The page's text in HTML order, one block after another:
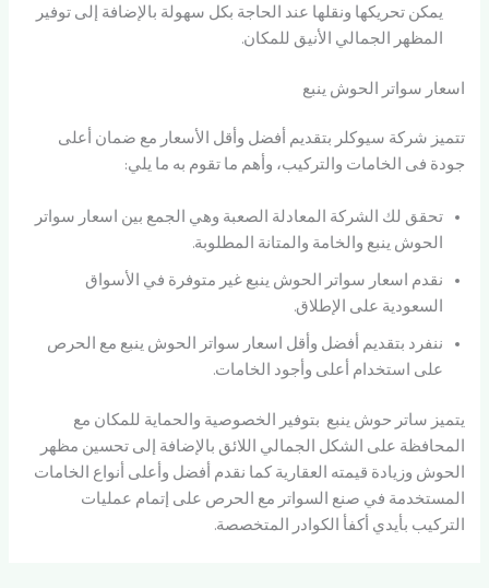
يمكن تحريكها ونقلها عند الحاجة بكل سهولة بالإضافة إلى توفير
المظهر الجمالي الأنيق للمكان.
اسعار سواتر الحوش ينبع
تتميز شركة سيوكلر بتقديم أفضل وأقل الأسعار مع ضمان أعلى
جودة فى الخامات والتركيب، وأهم ما تقوم به ما يلي:
تحقق لك الشركة المعادلة الصعبة وهي الجمع بين اسعار سواتر
الحوش ينبع والخامة والمتانة المطلوبة.
نقدم اسعار سواتر الحوش ينبع غير متوفرة في الأسواق
السعودية على الإطلاق.
ننفرد بتقديم أفضل وأقل اسعار سواتر الحوش ينبع مع الحرص
على استخدام أعلى وأجود الخامات.
يتميز ساتر حوش ينبع بتوفير الخصوصية والحماية للمكان مع
المحافظة على الشكل الجمالي اللائق بالإضافة إلى تحسين مظهر
الحوش وزيادة قيمته العقارية كما نقدم أفضل وأعلى أنواع الخامات
المستخدمة في صنع السواتر مع الحرص على إتمام عمليات
التركيب بأيدي أكفأ الكوادر المتخصصة.